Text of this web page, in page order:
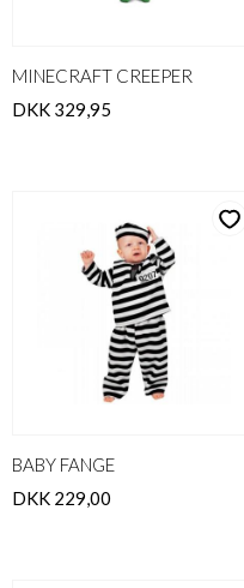
MINECRAFT CREEPER
DKK 329,95
BABY FANGE
DKK 229,00